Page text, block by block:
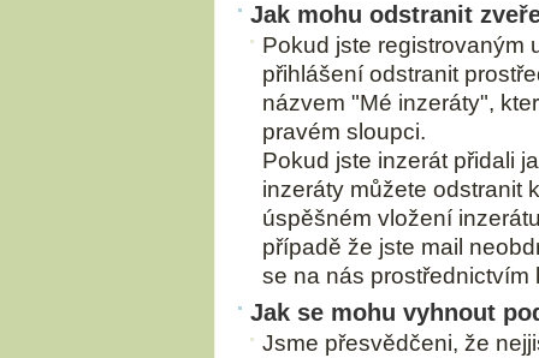
Jak mohu odstranit
Pokud jste registrovaným
přihlášení odstranit
názvem "Mé inzeráty",
pravém sloupci.
Pokud jste inzerát přidali
inzeráty můžete odstranit
úspěšném vložení
případě že jste mail
se na nás prostřednictvím
Jak se mohu vyhnout
Jsme přesvědčeni, že